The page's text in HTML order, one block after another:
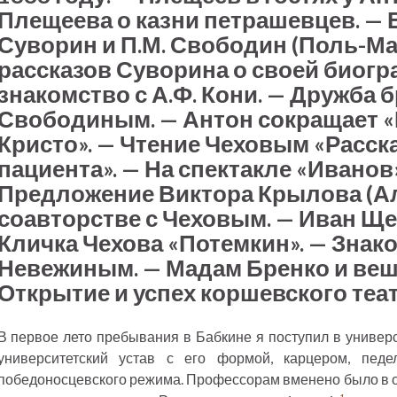
о казни петрашевцев. —
и П.М. Свободин (Поль-
Суворина о своей
с А.Ф. Кони. — Дружба
— Антон сокращает
— Чтение Чеховым
— На спектакле
Виктора Крылова
с Чеховым. — Иван
Чехова «Потемкин». —
— Мадам Бренко и
и успех коршевского
первое лето пребывания в Бабкине я поступил в
устав с его формой, карцером,
режима. Профессорам вменено было в